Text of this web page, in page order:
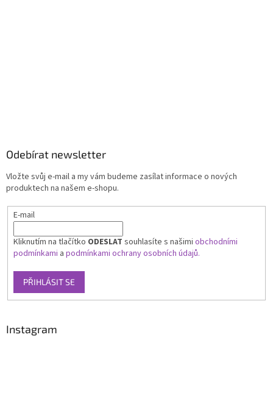
Odebírat newsletter
Vložte svůj e-mail a my vám budeme zasílat informace o nových
produktech na našem e-shopu.
E-mail
Kliknutím na tlačítko ODESLAT souhlasíte s našimi obchodními
podmínkami a podmínkami ochrany osobních údajů.
PŘIHLÁSIT SE
Instagram